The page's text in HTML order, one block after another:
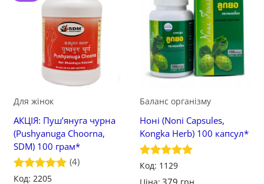
Для жінок
АКЦІЯ: Пуш’януга чурна
(Pushyanuga Choorna,
SDM) 100 грам*
Оцінено в
(4)
Код: 2205
Зберегти
Баланс організму
Ноні (Noni Capsules,
Kongka Herb) 100 капсул*
Оцінено в
Код: 1129
379